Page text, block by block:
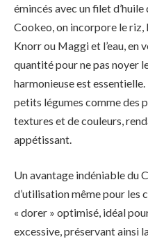
émincés avec un filet d’huile
Cookeo, on incorpore le riz,
Knorr ou Maggi et l’eau, en
quantité pour ne pas noyer
harmonieuse est
petits légumes comme des
textures et de couleurs,
appétissant.
Un avantage indéniable du
d’utilisation même pour les
« dorer » optimisé, idéal
excessive, préservant ainsi